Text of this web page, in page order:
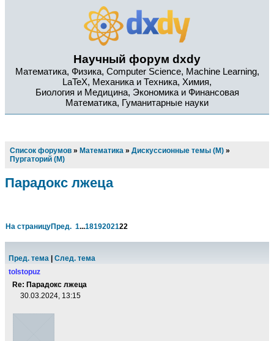
Научный форум dxdy
Математика, Физика, Computer Science, Machine Learning,
LaTeX, Механика и Техника, Химия,
Биология и Медицина, Экономика и Финансовая
Математика, Гуманитарные науки
Список форумов » Математика » Дискуссионные темы (М) »
Пургаторий (М)
Парадокс лжеца
На страницуПред. 1...1819202122
Пред. тема
След. тема
tolstopuz
Re: Парадокс лжеца
30.03.2024, 13:15